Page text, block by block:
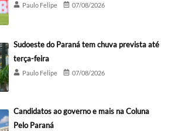
Paulo Felipe 07/08/2026
Sudoeste do Paraná tem chuva prevista até
terça-feira
Paulo Felipe 07/08/2026
Candidatos ao governo e mais na Coluna
Pelo Paraná